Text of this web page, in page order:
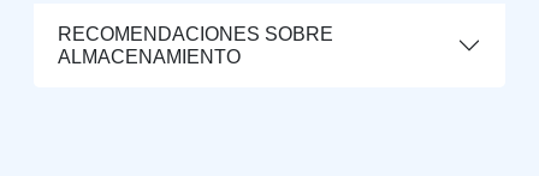
RECOMENDACIONES SOBRE
ALMACENAMIENTO